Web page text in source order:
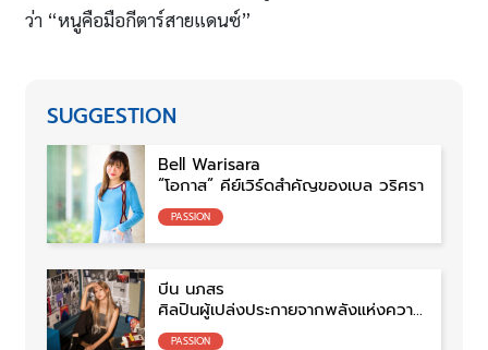
ว่า “หนูคือมือกีตาร์สายแดนซ์”
SUGGESTION
Bell Warisara
“โอกาส” คีย์เวิร์ดสำคัญของเบล วริศรา
PASSION
บีน นภสร
ศิลปินผู้เปล่งประกายจากพลังแห่งความ
ฝันPASSION